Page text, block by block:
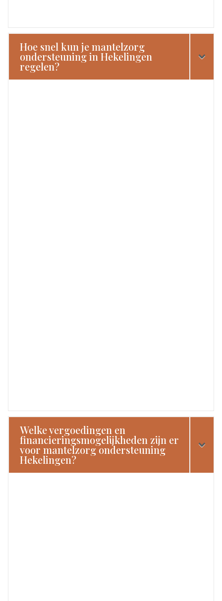
Hoe snel kun je mantelzorg
ondersteuning in Hekelingen
regelen?
Welke vergoedingen en
financieringsmogelijkheden zijn er
voor mantelzorg ondersteuning
Hekelingen?